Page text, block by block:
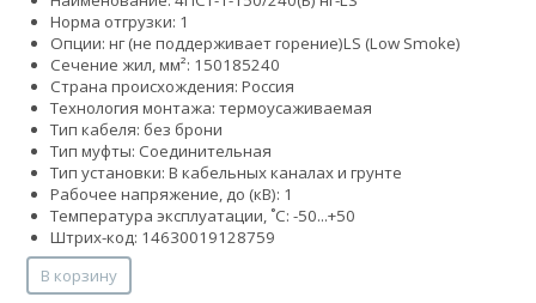
Норма отгрузки: 1
Опции: нг (не поддерживает горение)LS (Low Smoke)
Сечение жил, мм²: 150185240
Страна происхождения: Россия
Технология монтажа: термоусаживаемая
Тип кабеля: без брони
Тип муфты: Соединительная
Тип установки: В кабельных каналах и грунте
Рабочее напряжение, до (кВ): 1
Температура эксплуатации, ˚С: -50...+50
Штрих-код: 14630019128759
В корзину